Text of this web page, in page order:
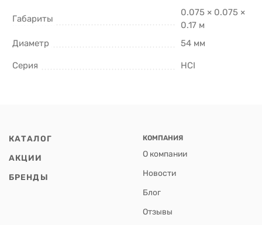
Габариты
0.075 × 0.075 ×
0.17 м
Диаметр
54 мм
Серия HCI
КАТАЛОГ
АКЦИИ
БРЕНДЫ
КОМПАНИЯ
О компании
Новости
Блог
Отзывы